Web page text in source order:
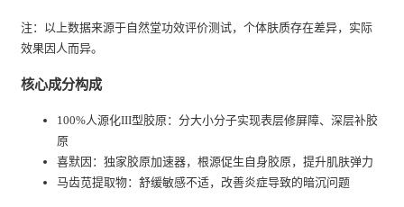
注：以上数据来源于自然堂功效评价测试，个体肤质存在差异，实际
效果因人而异。
核心成分构成
100%人源化III型胶原：分大小分子实现表层修屏障、深层补胶
原
喜默因：独家胶原加速器，根源促生自身胶原，提升肌肤弹力
马齿苋提取物：舒缓敏感不适，改善炎症导致的暗沉问题